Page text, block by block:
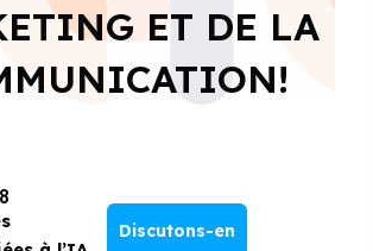
ET DE LA
Discutons-en